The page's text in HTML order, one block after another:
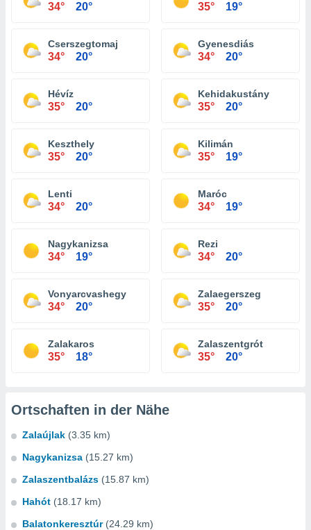
34° 20° 35° 19°
Cserszegtomaj
34° 20°
Gyenesdiás
34° 20°
Hévíz
35° 20°
Kehidakustány
35° 20°
Keszthely
35° 20°
Kilimán
35° 19°
Lenti
34° 20°
Maróc
34° 19°
Nagykanizsa
34° 19°
Rezi
34° 20°
Vonyarcvashegy
34° 20°
Zalaegerszeg
35° 20°
Zalakaros
35° 18°
Zalaszentgrót
35° 20°
Ortschaften in der Nähe
Zalaújlak (3.35 km)
Nagykanizsa (15.27 km)
Zalaszentbalázs (15.87 km)
Hahót (18.17 km)
Balatonkeresztúr (24.29 km)